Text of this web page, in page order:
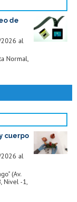
de
al
Normal,
cuerpo
al
(Av.
Nivel -1,